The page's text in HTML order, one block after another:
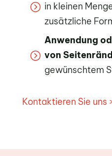
= in kleinen
zusätzliche
=
Anwendung
von
gewünschtem
Kontaktieren Sie uns